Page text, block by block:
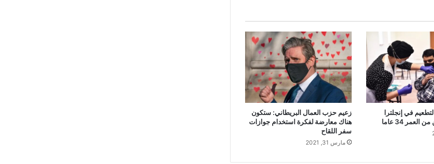
في إنجلترا
34 عاما
زعيم حزب العمال البريطاني: ستكون
هناك معارضة لفكرة استخدام جوازات
سفر اللقاح
مارس 31, 2021